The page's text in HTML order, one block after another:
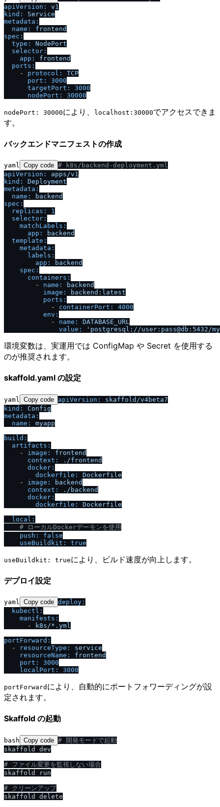
apiVersion:
v1
kind:
Service
metadata:
name:
frontend
spec:
type:
NodePort
selector:
app:
frontend
ports:
-
protocol:
TCP
port:
3000
targetPort:
3000
nodePort:
30000
nodePort: 30000により、 localhost:30000でアクセスできま
す。
バックエンドマニフェストの作成
yaml Copy code # k8s/ backend-deployment.yml
apiVersion:
apps/v1
kind:
Deployment
metadata:
name:
backend
spec:
replicas:
1
selector:
matchLabels:
app:
backend
template:
metadata:
labels:
app:
backend
spec:
containers:
-
name:
backend
image:
backend:latest
ports:
-
containerPort:
4000
env:
-
name:
DATABASE_URL
value:
'postgresql: //user:pass@db:5432/
環境変数は、実運用では ConfigMap や Secret を使用する
のが推奨されます。
skaffold.yaml の設定
yaml Copy code apiVersion: skaffold /v4beta7
kind:
Config
metadata:
name:
myapp
build:
artifacts:
-
image:
frontend
context:
. /frontend
docker:
dockerfile:
Dockerfile
-
image:
backend
context:
. / backend
docker:
dockerfile:
Dockerfile
local:
# ローカルDockerデーモンを使用
push:
false
useBuildkit:
true
useBuildkit: trueにより、ビルド速度が向上します。
デプロイ設定
yaml Copy code deploy:
kubectl:
manifests:
-
k8s/*.yml
portForward:
-
resourceType:
service
resourceName:
frontend
port:
3000
localPort:
3000
portForward により、自動的にポートフォワーディングが設
定されます。
Skaffold の起動
bash Copy code # 開発モードで起動
skaffold dev
# ファイル変更を監視しない場合
skaffold run
# クリーンアップ